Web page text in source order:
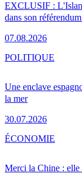
EXCLUSIF :
dans son
07.08.2026
Une enclave
la mer
30.07.2026
POLITIQUE
Merci la Chine : elle
ÉCONOMIE